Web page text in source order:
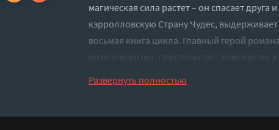
магическая сила растет – он спасает
кэрролловскую Страну Чудес,
восьмая книга цикла. Главный герой
интеллигентен, предпочитает компьютер
избранном пути, но он неумолим в
Развернуть полностью